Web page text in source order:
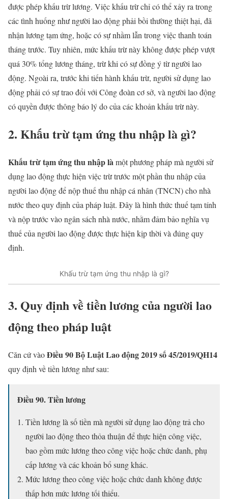
được phép khấu trừ lương. Việc khấu trừ chỉ có thể xảy ra trong
các tình huống như người lao động phải bồi thường thiệt hại, đã
nhận lương tạm ứng, hoặc có sự nhầm lẫn trong việc thanh toán
tháng trước. Tuy nhiên, mức khấu trừ này không được phép vượt
quá 30% tổng lương tháng, trừ khi có sự đồng ý từ người lao
động. Ngoài ra, trước khi tiến hành khấu trừ, người sử dụng lao
động phải có sự trao đổi với Công đoàn cơ sở, và người lao động
có quyền được thông báo lý do của các khoản khấu trừ này.
2. Khấu trừ tạm ứng thu nhập là gì?
Khấu trừ tạm ứng thu nhập làmột phương pháp mà người sử
dụng lao động thực hiện việc trừ trước một phần thu nhập của
người lao động để nộp thuế thu nhập cá nhân (TNCN) cho nhà
nước theo quy định của pháp luật. Đây là hình thức thuế tạm tính
và nộp trước vào ngân sách nhà nước, nhằm đảm bảo nghĩa vụ
thuế của người lao động được thực hiện kịp thời và đúng quy
định.
Khấu trừ tạm ứng thu nhập là gì?
3. Quy định về tiền lương của người lao
động theo pháp luật
Căn cứ vàoĐiều 90 Bộ Luật Lao động 2019 số 45/2019/QH14
quy định về tiền lương như sau:
Điều 90. Tiền lương
Tiền lương là số tiền mà người sử dụng lao động trả cho
người lao động theo thỏa thuận để thực hiện công việc,
bao gồm mức lương theo công việc hoặc chức danh, phụ
cấp lương và các khoản bổ sung khác.
Mức lương theo công việc hoặc chức danh không được
thấp hơn mức lương tối thiểu.